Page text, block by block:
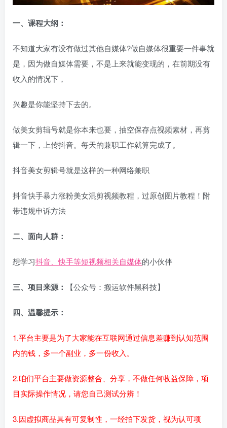
一、课程大纲：
不知道大家有没有做过其他自媒体?做自媒体很重要一件事就
是，因为做自媒体需要，不是上来就能变现的，在前期没有
收入的情况下，
兴趣是你能坚持下去的。
做美女剪辑号就是你本来也要，抽空保存点视频素材，再剪
辑一下，上传抖音。每天的兼职工作就算完成了。
抖音美女剪辑号就是这样的一种网络兼职
抖音快手暴力涨粉美女混剪视频教程，过原创图片教程！附
带违规申诉方法
二、面向人群：
想学习抖音、快手等短视频相关自媒体的小伙伴
三、项目来源： 【公众号：搬运软件黑科技】
四、温馨提示：
1.平台主要是为了大家能在互联网通过信息差赚到认知范围
内的钱，多一个副业，多一份收入。
2.咱们平台主要做资源整合、分享，不做任何收益保障，项
目实际操作情况，请您自己测试分辨！
3.因虚拟商品具有可复制性，一经拍下发货，视为认可项